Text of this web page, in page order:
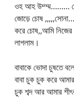
ওহ আহ উম্ম্ম………
জোড়ে চোষ
করে চোষ,,আমি নিজের
লাগলাম।
বাবাকে ভোদা চুষতে
বাবা চুক চুক করে
চুক শব্দ আর আমার